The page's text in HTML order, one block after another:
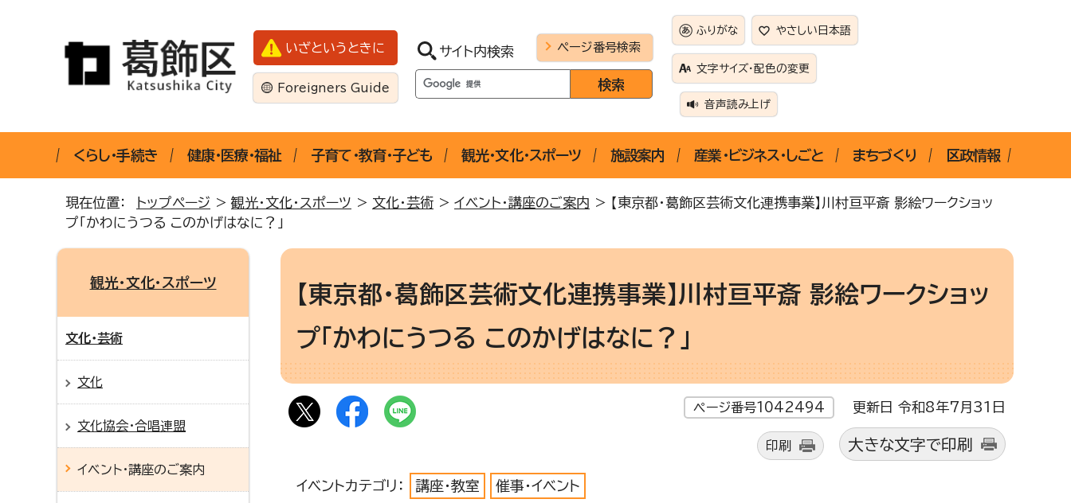
いざというときに
Foreigners Guide
サイト内検索 ページ番号検索
ふりがな やさしい日本語
文字サイズ・配色の変更
音声読み上げ
くらし・手続き 健康・医療・福祉 子育て・教育・子ども 観光・文化・スポーツ 施設案内 産業・ビジネス・しごと まちづくり 区政情報
現在位置： トップページ >観光・文化・スポーツ > 文化・芸術 > イベント・講座のご案内 > 【東京都・葛飾区芸術文化連携事業】川村亘平斎 影絵ワークショッ
プ「かわにうつる このかげはなに？」
【東京都・葛飾区芸術文化連携事業】川村亘平斎 影絵ワークショッ
プ「かわにうつる このかげはなに？」
ページ番号1042494 更新日 令和8年7月31日
印刷 大きな文字で印刷
イベントカテゴリ： 講座・教室 催事・イベント
観光・文化・スポーツ
文化・芸術
文化
文化協会・合唱連盟
イベント・講座のご案内